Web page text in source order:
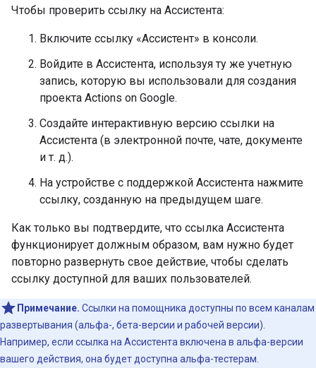
Чтобы проверить ссылку на Ассистента:
Включите ссылку «Ассистент» в консоли.
Войдите в Ассистента, используя ту же учетную
запись, которую вы использовали для создания
проекта Actions on Google.
Создайте интерактивную версию ссылки на
Ассистента (в электронной почте, чате, документе
и т. д.).
На устройстве с поддержкой Ассистента нажмите
ссылку, созданную на предыдущем шаге.
Как только вы подтвердите, что ссылка Ассистента
функционирует должным образом, вам нужно будет
повторно развернуть свое действие, чтобы сделать
ссылку доступной для ваших пользователей.
Примечание. Ссылки на помощника доступны по всем каналам
развертывания (альфа-, бета-версии и рабочей версии).
Например, если ссылка на Ассистента включена в альфа-версии
вашего действия, она будет доступна альфа-тестерам.